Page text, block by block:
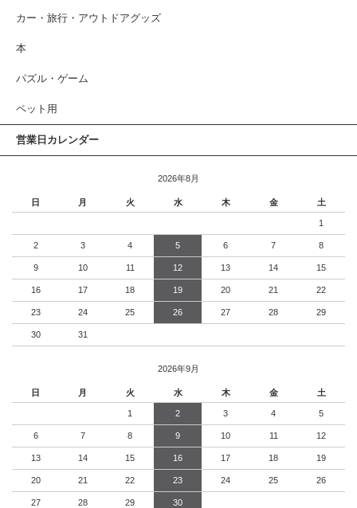
カー・旅行・アウトドアグッズ
本
パズル・ゲーム
ペット用
営業日カレンダー
2026年8月
日 月 火 水 木 金 土
1
2 3 4 5 6 7 8
9 10 11 12 13 14 15
16 17 18 19 20 21 22
23 24 25 26 27 28 29
30 31
2026年9月
日 月 火 水 木 金 土
1 2 3 4 5
6 7 8 9 10 11 12
13 14 15 16 17 18 19
20 21 22 23 24 25 26
27 28 29 30